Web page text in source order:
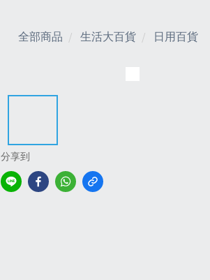
全部商品 生活大百貨 日用百貨
分享到